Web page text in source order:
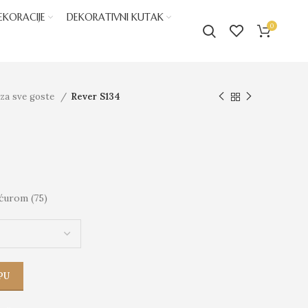
DEKORATIVNI KUTAK
0
sve goste Rever S134
(75)